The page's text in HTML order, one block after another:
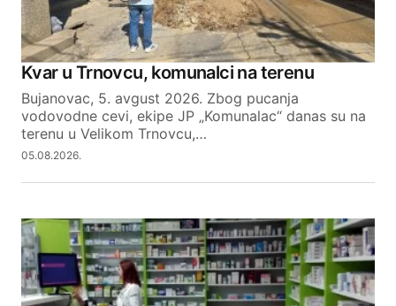
Kvar u Trnovcu, komunalci na terenu
Bujanovac, 5. avgust 2026. Zbog pucanja
vodovodne cevi, ekipe JP „Komunalac“ danas su na
terenu u Velikom Trnovcu,…
05.08.2026.